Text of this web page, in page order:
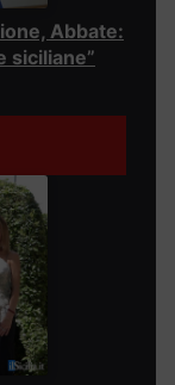
Abbate:
siciliane”